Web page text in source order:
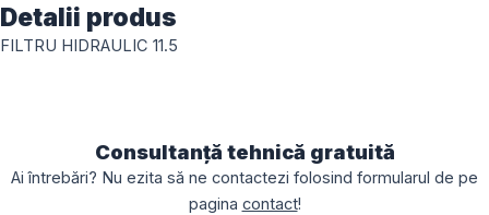
Detalii produs
FILTRU HIDRAULIC 11.5
Consultanță tehnică gratuită
Ai întrebări? Nu ezita să ne contactezi folosind formularul de pe
pagina contact!